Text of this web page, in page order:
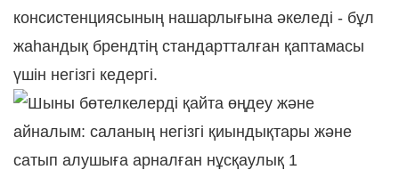
консистенциясының нашарлығына әкеледі - бұл
жаһандық брендтің стандартталған қаптамасы
үшін негізгі кедергі.